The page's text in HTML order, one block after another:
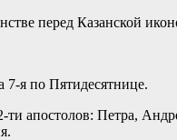
перед Казанской
я по Пятидесятнице.
ти апостолов: Петра,